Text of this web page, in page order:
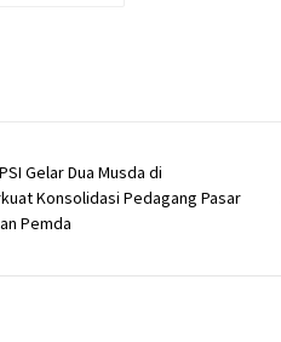
Gelar Dua Musda di
Konsolidasi Pedagang Pasar
Pemda